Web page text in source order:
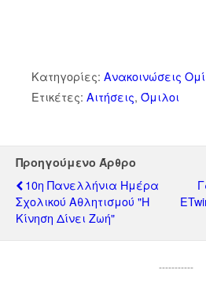
Κατηγορίες: Ανακοινώσεις
Ετικέτες: Αιτήσεις, Όμιλοι
Προηγούμενο Άρθρο
10η Πανελλήνια Ημέρα
Σχολικού Αθλητισμού "Η
Κίνηση Δίνει Ζωή"
-----------